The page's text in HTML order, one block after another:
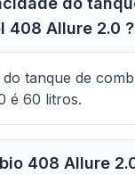
408 Allure 2.0 ?
tanque de
é 60 litros.
408 Allure